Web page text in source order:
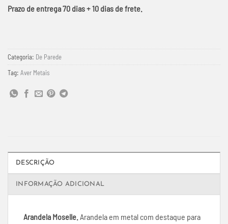
Prazo de entrega 70 dias + 10 dias de frete.
Categoria: De Parede
Tag: Aver Metais
DESCRIÇÃO
INFORMAÇÃO ADICIONAL
Arandela Moselle. Arandela em metal com destaque para